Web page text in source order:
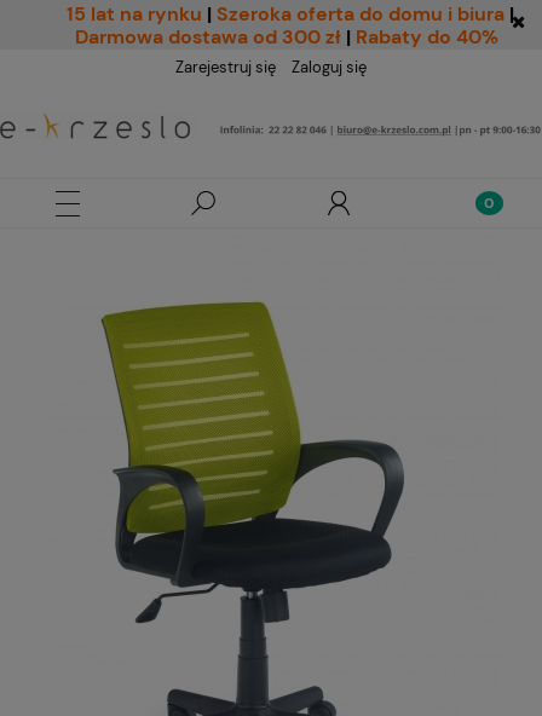
15 lat na rynku | Szeroka oferta do domu i biura |
Darmowa dostawa od 300 zł | Rabaty do 40%
Zarejestruj się Zaloguj się